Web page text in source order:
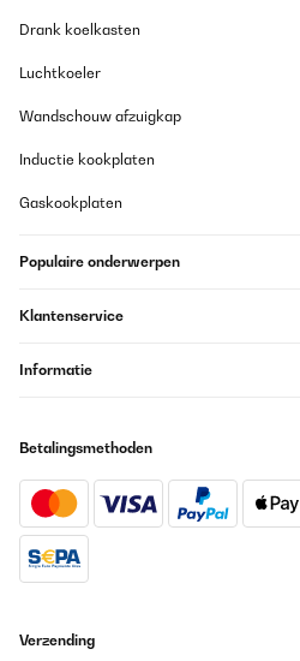
Drank koelkasten
Luchtkoeler
Wandschouw afzuigkap
Inductie kookplaten
Gaskookplaten
Populaire onderwerpen
Klantenservice
Informatie
Betalingsmethoden
Verzending